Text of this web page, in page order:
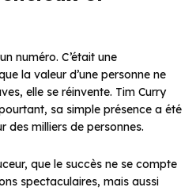
numéro. C’était une
la valeur d’une personne ne
elle se réinvente. Tim Curry
sa simple présence a été
des milliers de personnes.
que le succès ne se compte
spectaculaires, mais aussi